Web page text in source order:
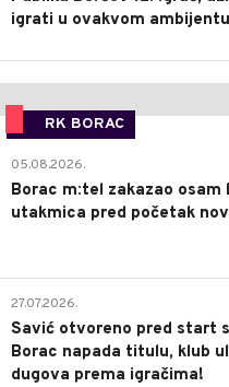
igrati u ovakvom ambijentu
RK BORAC
05.08.2026.
Borac m:tel zakazao osam
utakmica pred početak
27.07.2026.
Savić otvoreno pred start
Borac napada titulu, klub
dugova prema igračima!